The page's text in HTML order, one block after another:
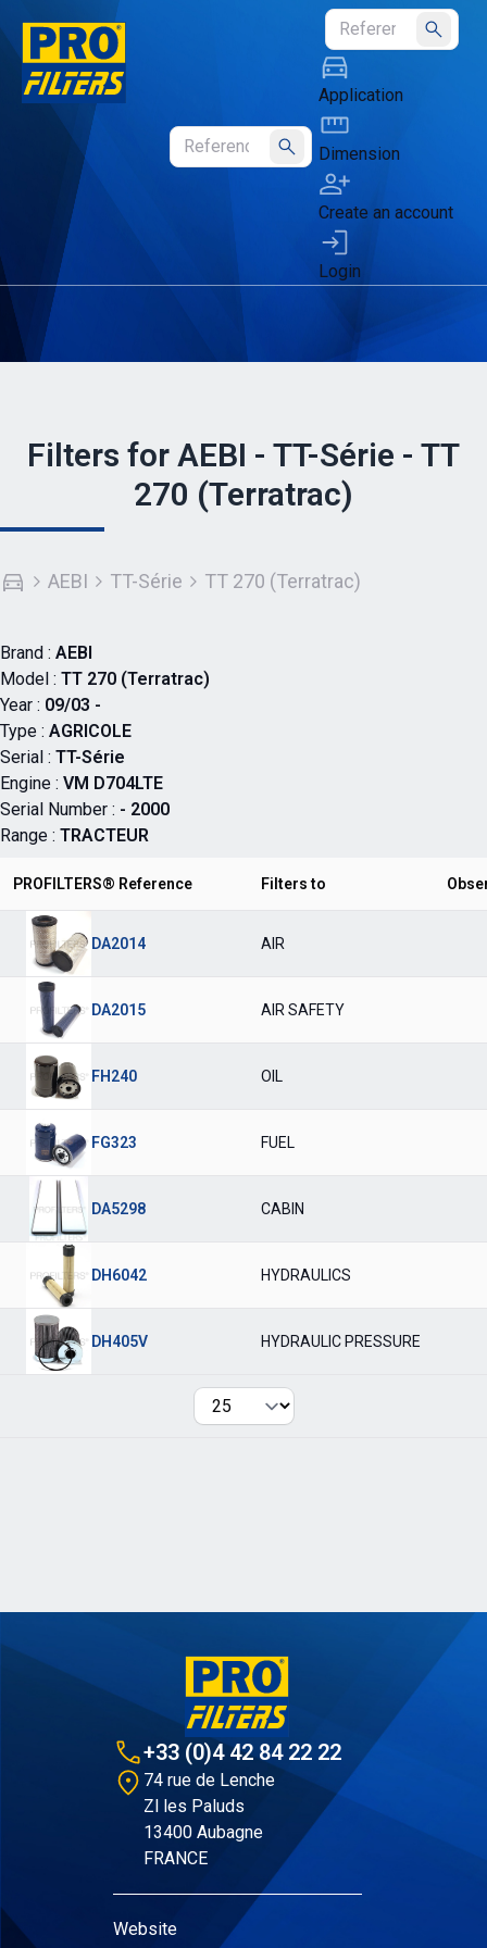
Submit
Submit
Application
Dimension
Create an account
Login
Filters for AEBI - TT-Série - TT
270 (Terratrac)
AEBI TT-Série TT 270 (Terratrac)
Brand : AEBI
Model : TT 270 (Terratrac)
Year : 09/03 -
Type : AGRICOLE
Serial : TT-Série
Engine : VM D704LTE
Serial Number : - 2000
Range : TRACTEUR
PROFILTERS® Reference Filters to
DA2014 AIR
DA2015 AIR SAFETY
FH240 OIL
FG323 FUEL
DA5298 CABIN
DH6042 HYDRAULICS
DH405V HYDRAULIC PRESSURE
+33 (0)4 42 84 22 22
74 rue de Lenche
Zl les Paluds
13400 Aubagne
FRANCE
Website